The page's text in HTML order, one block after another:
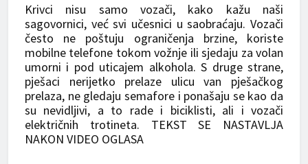
Krivci nisu samo vozači, kako kažu naši
sagovornici, već svi učesnici u saobraćaju. Vozači
često ne poštuju ograničenja brzine, koriste
mobilne telefone tokom vožnje ili sjedaju za volan
umorni i pod uticajem alkohola. S druge strane,
pješaci nerijetko prelaze ulicu van pješačkog
prelaza, ne gledaju semafore i ponašaju se kao da
su nevidljivi, a to rade i biciklisti, ali i vozači
električnih trotineta. TEKST SE NASTAVLJA
NAKON VIDEO OGLASA